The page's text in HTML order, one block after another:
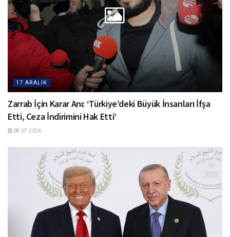
17 ARALIK
Zarrab İçin Karar Anı: ‘Türkiye’deki Büyük İnsanları İfşa
Etti, Ceza İndirimini Hak Etti’
08.07.2026